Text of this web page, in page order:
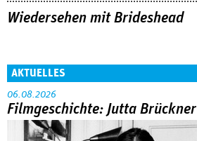
Wiedersehen mit Brideshead
AKTUELLES
06.08.2026
Filmgeschichte: Jutta Brückner